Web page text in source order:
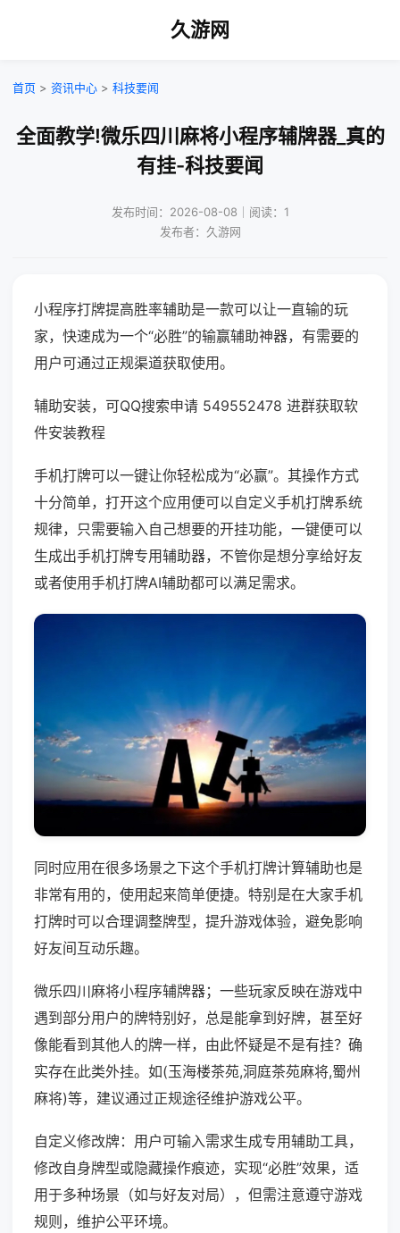
久游网
首页 > 资讯中心 > 科技要闻
全面教学!微乐四川麻将小程序辅牌器_真的
有挂-科技要闻
发布时间：2026-08-08｜阅读：1
发布者：久游网
小程序打牌提高胜率辅助是一款可以让一直输的玩
家，快速成为一个“必胜”的输赢辅助神器，有需要的
用户可通过正规渠道获取使用。
辅助安装，可QQ搜索申请 549552478 进群获取软
件安装教程
手机打牌可以一键让你轻松成为“必赢”。其操作方式
十分简单，打开这个应用便可以自定义手机打牌系统
规律，只需要输入自己想要的开挂功能，一键便可以
生成出手机打牌专用辅助器，不管你是想分享给好友
或者使用手机打牌AI辅助都可以满足需求。
同时应用在很多场景之下这个手机打牌计算辅助也是
非常有用的，使用起来简单便捷。特别是在大家手机
打牌时可以合理调整牌型，提升游戏体验，避免影响
好友间互动乐趣。
微乐四川麻将小程序辅牌器；一些玩家反映在游戏中
遇到部分用户的牌特别好，总是能拿到好牌，甚至好
像能看到其他人的牌一样，由此怀疑是不是有挂？确
实存在此类外挂。如(玉海楼茶苑,洞庭茶苑麻将,蜀州
麻将)等，建议通过正规途径维护游戏公平。
自定义修改牌：用户可输入需求生成专用辅助工具，
修改自身牌型或隐藏操作痕迹，实现“必胜”效果，适
用于多种场景（如与好友对局），但需注意遵守游戏
规则，维护公平环境。